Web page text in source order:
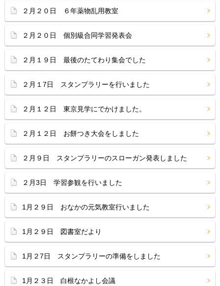
２月２０日 ６年薬物乱用教室
２月２０日 個別級合同学習発表会
２月１９日 最後のたてわり集会でした
２月１7日 スタンプラリーを行いました
２月１２日 東京見学にでかけました。
２月１２日 お餅つき大会をしました
２月９日 スタンプラリーのスローガン発表しました
２月3日 学習参観を行いました
1月２９日 おなかの元気教室行いました
1月２９日 図書室だより
1月２7日 スタンプラリーの準備をしました
1月２３日 白根なかよし会議